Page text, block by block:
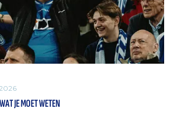
JE MOET WETEN